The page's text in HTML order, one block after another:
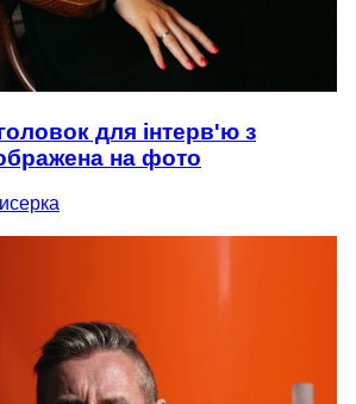
для інтерв'ю з
на фото